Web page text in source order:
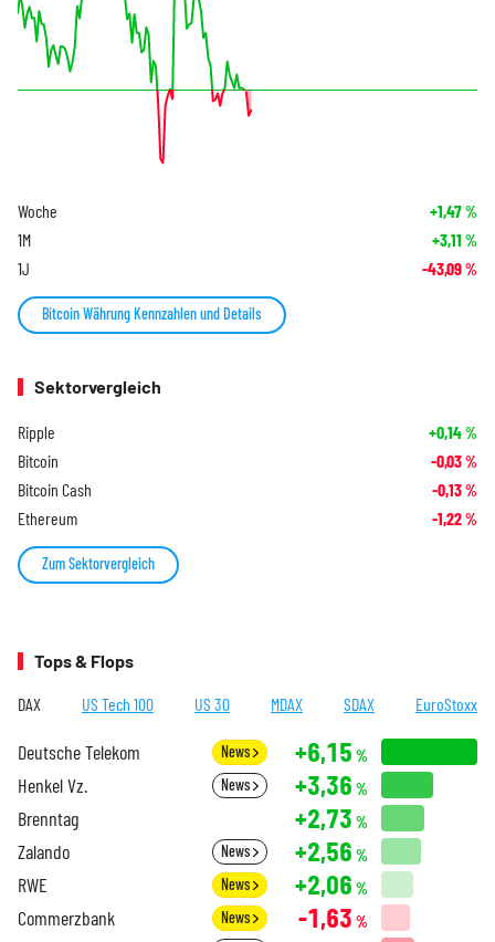
Woche +1,47%
1M +3,11 %
1J -43,09%
Bitcoin Währung Kennzahlen und Details
Sektorvergleich
Ripple +0,14%
Bitcoin -0,03%
Bitcoin Cash -0,13%
Ethereum -1,22%
Zum Sektorvergleich
Tops & Flops
DAX US Tech 100 US 30 MDAX SDAX EuroStoxx
Deutsche Telekom News +6,15 %
Henkel Vz. News +3,36 %
Brenntag +2,73 %
Zalando News +2,56 %
RWE News +2,06 %
Commerzbank News -1,63 %